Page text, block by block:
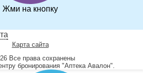
Жми на кнопку
Карта сайта
Все права сохранены
бронирования "Аптека Авалон".